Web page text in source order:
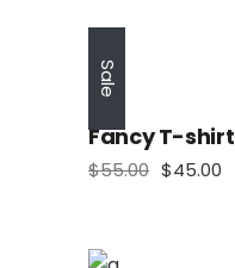
Sale
Fancy T-shirt
$55.00 $45.00